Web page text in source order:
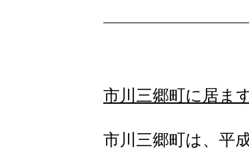
市川三郷町に居ま
市川三郷町は、平